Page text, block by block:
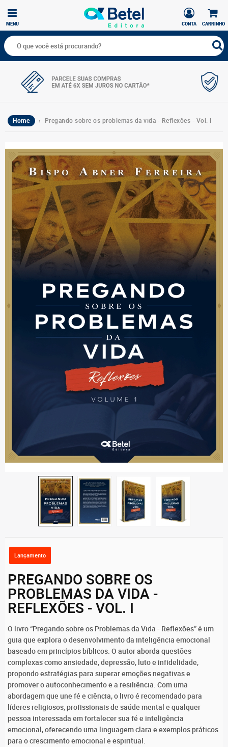
CARRINHO
CONTA
MENU
Home › Pregando sobre os problemas da vida - Reflexões - Vol. I
Lançamento
PREGANDO SOBRE OS
PROBLEMAS DA VIDA -
REFLEXÕES - VOL. I
O livro “Pregando sobre os Problemas da Vida - Reflexões” é um
guia que explora o desenvolvimento da inteligência emocional
baseado em princípios bíblicos. O autor aborda questões
complexas como ansiedade, depressão, luto e infidelidade,
propondo estratégias para superar emoções negativas e
promover o autoconhecimento e a resiliência. Com uma
abordagem que une fé e ciência, o livro é recomendado para
líderes religiosos, profissionais de saúde mental e qualquer
pessoa interessada em fortalecer sua fé e inteligência
emocional, oferecendo uma linguagem clara e exemplos práticos
para o crescimento emocional e espiritual.